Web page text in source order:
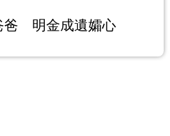
爸 明金成遺孀心